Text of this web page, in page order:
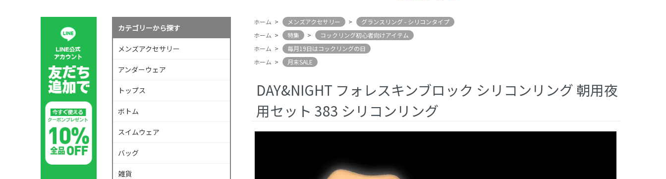
ホーム > メンズアクセサリー >
グランスリング - シリコンタイプ
ホーム > 特集 >
コックリング初心者向けアイテム
ホーム >
毎月19日はコックリングの日
ホーム > 月末SALE
DAY&NIGHT フォレスキンブロック シリコンリング 朝用夜
用セット 383 シリコンリング
カテゴリーから探す
メンズアクセサリー
アンダーウェア
トップス
ボトム
スイムウェア
バッグ
雑貨